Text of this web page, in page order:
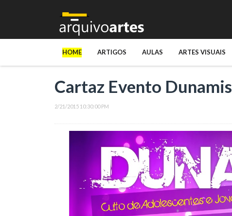
HOME ARTIGOS AULAS ARTES VISUAIS
Cartaz Evento Dunamis
2/21/2015 10:30:00 PM